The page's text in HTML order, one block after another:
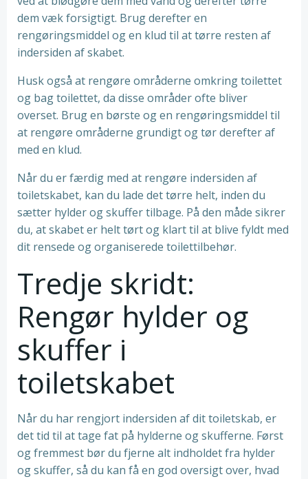
dem væk forsigtigt. Brug derefter en
rengøringsmiddel og en klud til at tørre resten af
indersiden af skabet.
Husk også at rengøre områderne omkring toilettet
og bag toilettet, da disse områder ofte bliver
overset. Brug en børste og en rengøringsmiddel til
at rengøre områderne grundigt og tør derefter af
med en klud.
Når du er færdig med at rengøre indersiden af
toiletskabet, kan du lade det tørre helt, inden du
sætter hylder og skuffer tilbage. På den måde sikrer
du, at skabet er helt tørt og klart til at blive fyldt med
dit rensede og organiserede toilettilbehør.
Tredje skridt:
Rengør hylder og
skuffer i
toiletskabet
Når du har rengjort indersiden af dit toiletskab, er
det tid til at tage fat på hylderne og skufferne. Først
og fremmest bør du fjerne alt indholdet fra hylder
og skuffer, så du kan få en god oversigt over, hvad